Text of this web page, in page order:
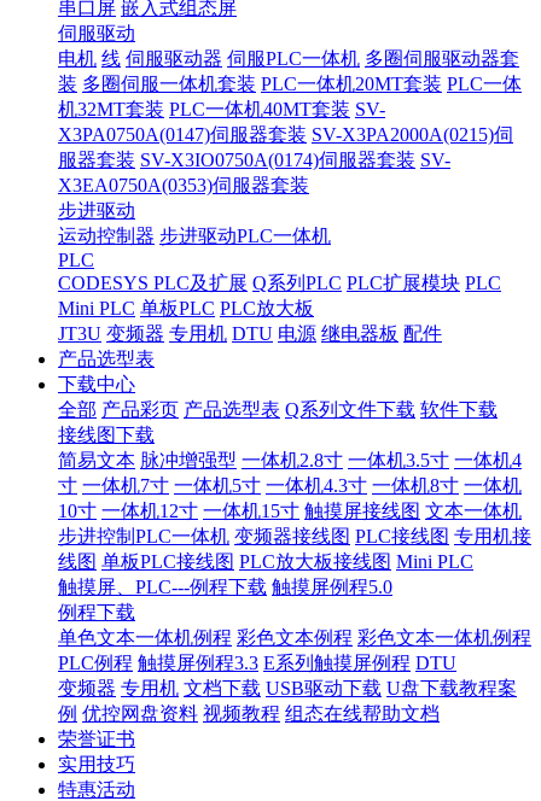
串口屏 嵌入式组态屏
伺服驱动
电机 线 伺服驱动器 伺服PLC一体机 多圈伺服驱动器套
装 多圈伺服一体机套装 PLC一体机20MT套装 PLC一体
机32MT套装 PLC一体机40MT套装 SV-
X3PA0750A(0147)伺服器套装 SV-X3PA2000A(0215)伺
服器套装 SV-X3IO0750A(0174)伺服器套装 SV-
X3EA0750A(0353)伺服器套装
步进驱动
运动控制器 步进驱动PLC一体机
PLC
CODESYS PLC及扩展 Q系列PLC PLC扩展模块 PLC
Mini PLC 单板PLC PLC放大板
JT3U 变频器 专用机 DTU 电源 继电器板 配件
产品选型表
下载中心
全部 产品彩页 产品选型表 Q系列文件下载 软件下载
接线图下载
简易文本 脉冲增强型 一体机2.8寸 一体机3.5寸 一体机4
寸 一体机7寸 一体机5寸 一体机4.3寸 一体机8寸 一体机
10寸 一体机12寸 一体机15寸 触摸屏接线图 文本一体机
步进控制PLC一体机 变频器接线图 PLC接线图 专用机接
线图 单板PLC接线图 PLC放大板接线图 Mini PLC
触摸屏、PLC---例程下载 触摸屏例程5.0
例程下载
单色文本一体机例程 彩色文本例程 彩色文本一体机例程
PLC例程 触摸屏例程3.3 E系列触摸屏例程 DTU
变频器 专用机 文档下载 USB驱动下载 U盘下载教程案
例 优控网盘资料 视频教程 组态在线帮助文档
荣誉证书
实用技巧
特惠活动